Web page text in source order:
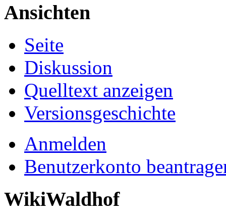
Ansichten
Seite
Diskussion
Quelltext anzeigen
Versionsgeschichte
Anmelden
Benutzerkonto
WikiWaldhof